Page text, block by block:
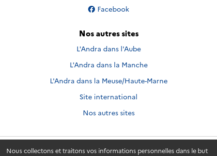
Nous collectons et traitons vos informations personnelles dans le but
Nous suivre sur
Facebook
Nos autres sites
L'Andra dans l'Aube
L'Andra dans la Manche
L'Andra dans la Meuse/Haute-Marne
Site international
Nos autres sites
Andra.fr © 2026 - Andra. Tous droits réservés.